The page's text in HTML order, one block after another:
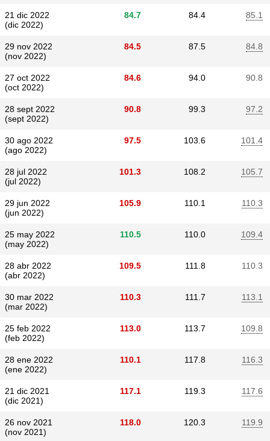
21 dic 2022
(dic 2022)
84.7 84.4 85.1
29 nov 2022
(nov 2022)
84.5 87.5 84.8
27 oct 2022
(oct 2022)
84.6 94.0 90.8
28 sept 2022
(sept 2022)
90.8 99.3 97.2
30 ago 2022
(ago 2022)
97.5 103.6 101.4
28 jul 2022
(jul 2022)
101.3 108.2 105.7
29 jun 2022
(jun 2022)
105.9 110.1 110.3
25 may 2022
(may 2022)
110.5 110.0 109.4
28 abr 2022
(abr 2022)
109.5 111.8 110.3
30 mar 2022
(mar 2022)
110.3 111.7 113.1
25 feb 2022
(feb 2022)
113.0 113.7 109.8
28 ene 2022
(ene 2022)
110.1 117.8 116.3
21 dic 2021
(dic 2021)
117.1 119.3 117.6
26 nov 2021
(nov 2021)
118.0 120.3 119.9